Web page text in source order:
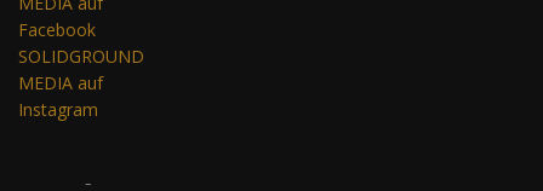
Facebook
SOLIDGROUND
MEDIA auf
Instagram